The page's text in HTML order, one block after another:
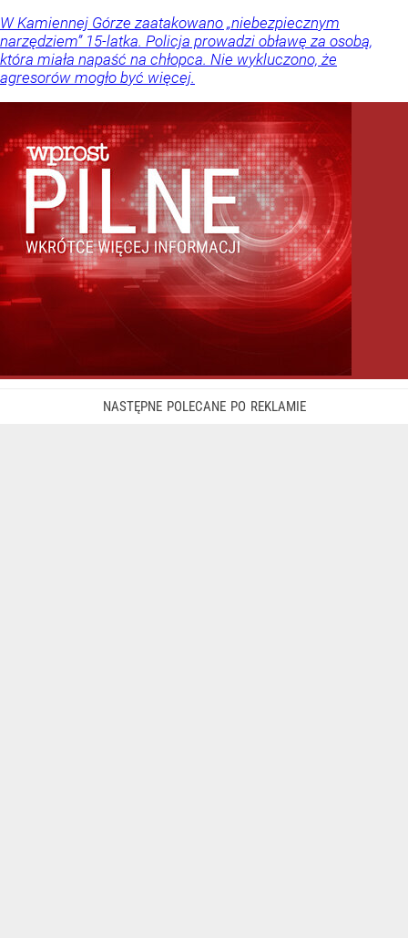
W Kamiennej Górze zaatakowano „niebezpiecznym
narzędziem” 15-latka. Policja prowadzi obławę za osobą,
która miała napaść na chłopca. Nie wykluczono, że
agresorów mogło być więcej.